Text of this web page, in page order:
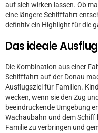
auf sich wirken lassen. Ob
eine längere Schifffahrt
definitiv ein Highlight für die
Das ideale
Die Kombination aus einer
Schifffahrt auf der Donau
Ausflugsziel für Familien.
wecken, wenn sie den Zug
beeindruckende Umgebung
Wachaubahn und dem Schiff
Familie zu verbringen und